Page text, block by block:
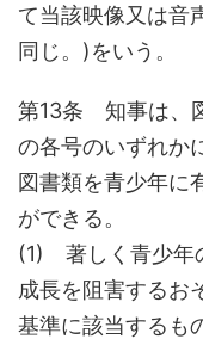
て当該映像又は音
同じ。)をいう。
第13条 知事は、
の各号のいずれか
図書類を青少年に
ができる。
(1) 著しく青少年
成長を阻害するお
基準に該当するも